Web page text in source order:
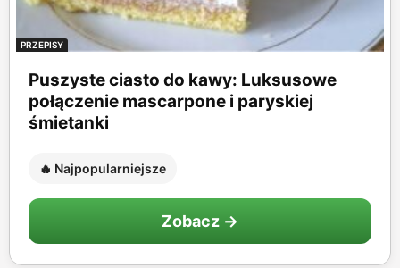
PRZEPISY
Puszyste ciasto do kawy: Luksusowe
połączenie mascarpone i paryskiej
śmietanki
🔥 Najpopularniejsze
Zobacz →